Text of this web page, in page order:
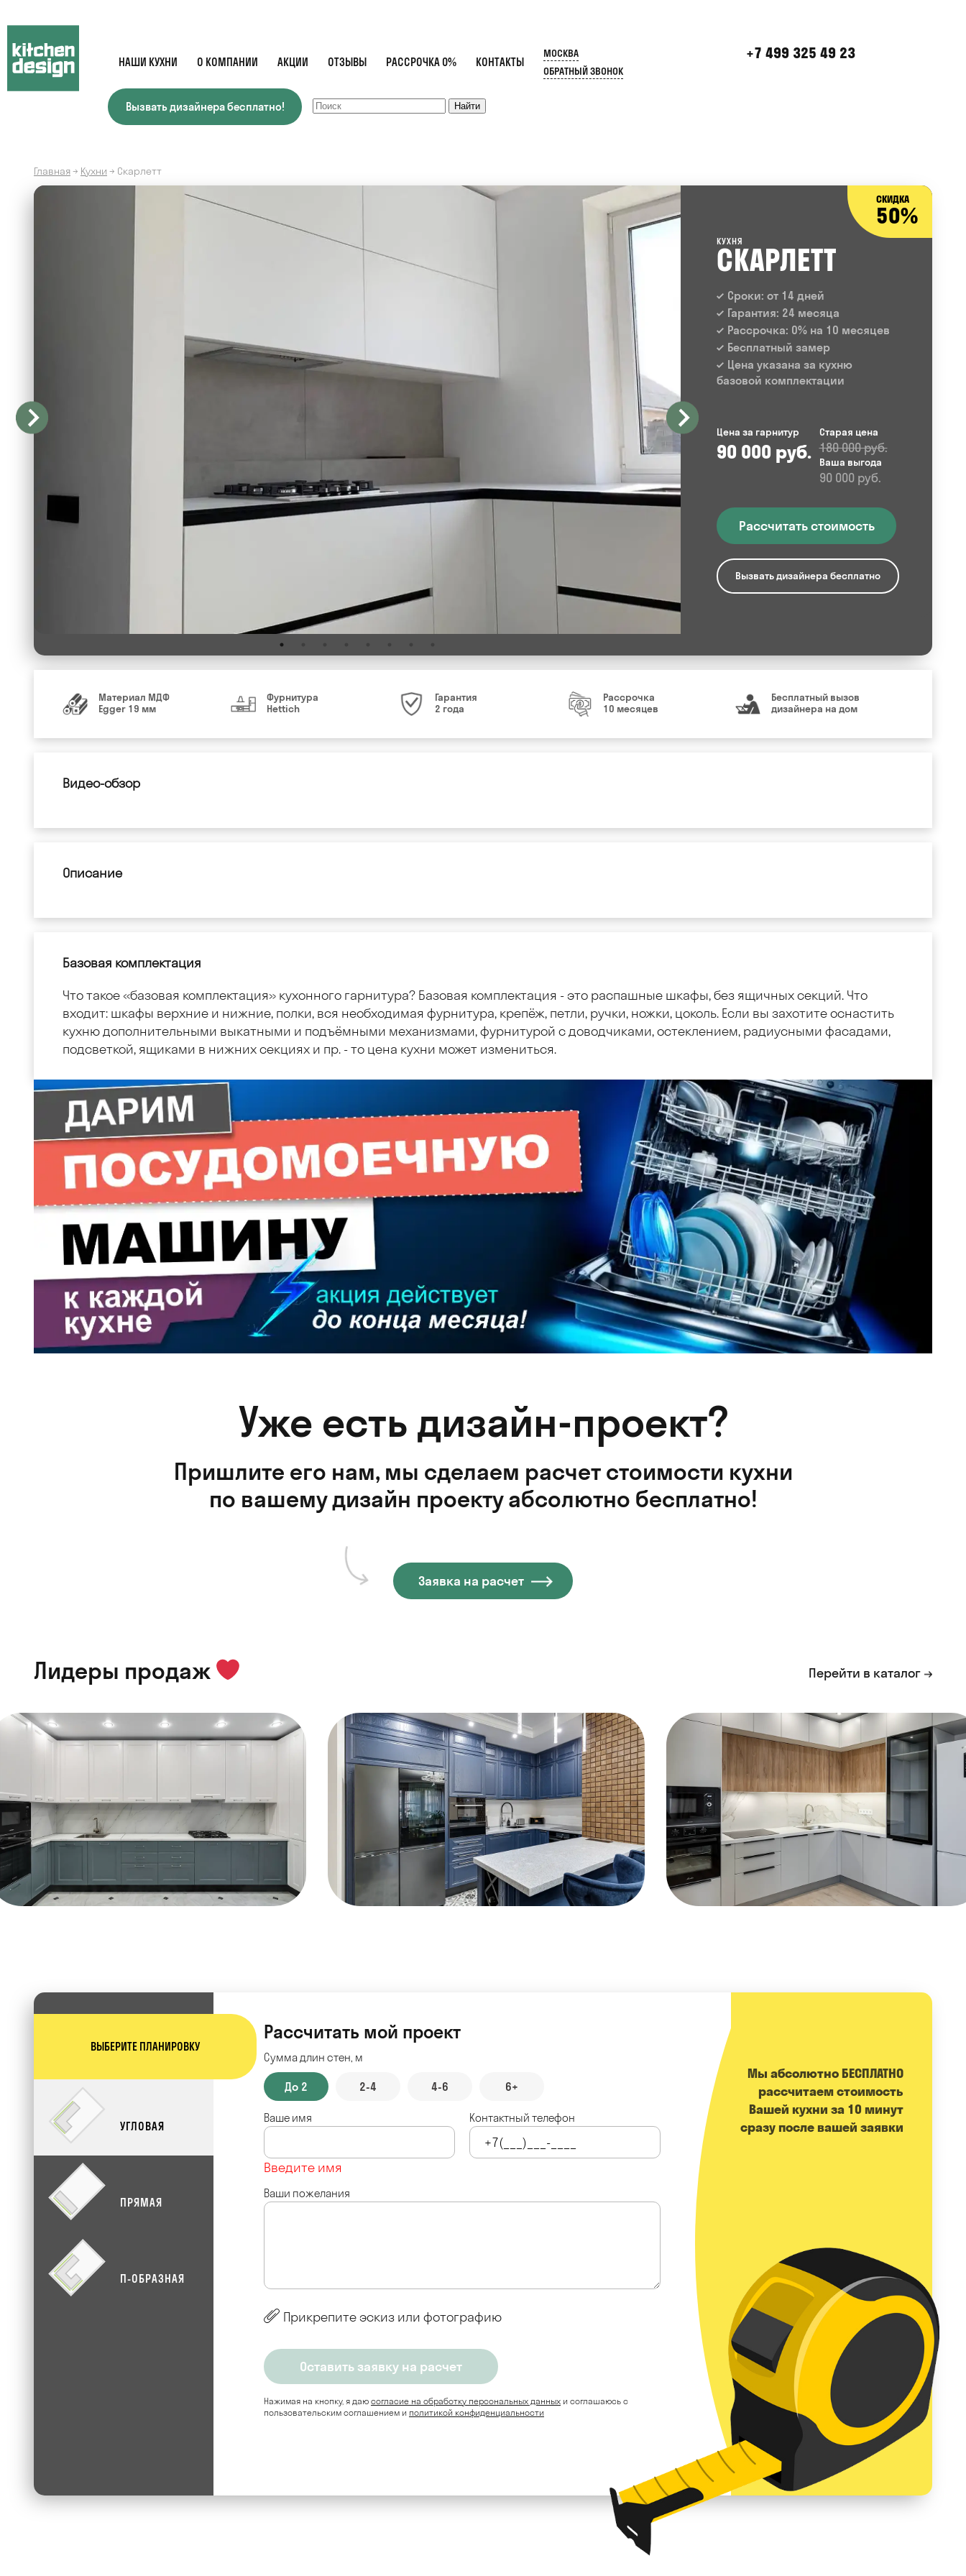
НАШИ КУХНИ О КОМПАНИИ АКЦИИ ОТЗЫВЫ РАССРОЧКА 0% КОНТАКТЫ
+7 499 325 49 23
Вызвать дизайнера бесплатно!
МОСКВА
ОБРАТНЫЙ ЗВОНОК
Главная→ Кухни → Скарлетт
СКИДКА
50%
КУХНЯ
СКАРЛЕТТ
Сроки: от 14 дней
Гарантия: 24 месяца
Рассрочка: 0% на 10 месяцев
Бесплатный замер
Цена указана за кухню
базовой комплектации
Цена за гарнитур
90 000 руб.
Старая цена
180 000 руб.
Ваша выгода
90 000 руб.
Рассчитать стоимость
Вызвать дизайнера бесплатно
Материал МДФ
Egger 19 мм
Фурнитура
Hettich
Гарантия
2 года
Рассрочка
10 месяцев
Бесплатный вызов
дизайнера на дом
Видео-обзор
Описание
Базовая комплектация
Что такое «базовая комплектация» кухонного гарнитура? Базовая комплектация - это распашные шкафы, без ящичных секций. Что
входит: шкафы верхние и нижние, полки, вся необходимая фурнитура, крепёж, петли, ручки, ножки, цоколь. Если вы захотите оснастить
кухню дополнительными выкатными и подъёмными механизмами, фурнитурой с доводчиками, остеклением, радиусными фасадами,
подсветкой, ящиками в нижних секциях и пр. - то цена кухни может измениться.
Уже есть дизайн-проект?
Пришлите его нам, мы сделаем расчет стоимости кухни
по вашему дизайн проекту абсолютно бесплатно!
Заявка на расчет
Лидеры продаж Перейти в каталог
ВЫБЕРИТЕ ПЛАНИРОВКУ
УГЛОВАЯ
ПРЯМАЯ
П-ОБРАЗНАЯ
Рассчитать мой проект
Сумма длин стен, м
До 2 2-4 4-6 6+
Ваше имя
Введите имя
Контактный телефон
Ваши пожелания
Прикрепите эскиз или фотографию
Нажимая на кнопку, я даю согласие на обработку персональных данных и соглашаюсь c
пользовательским соглашением и политикой конфиденциальности
Мы абсолютно БЕСПЛАТНО
расcчитаем стоимость
Вашей кухни за 10 минут
сразу после вашей заявки